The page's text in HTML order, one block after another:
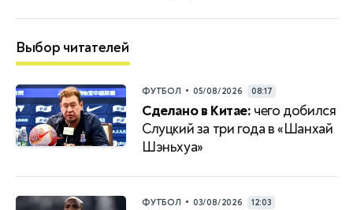
Выбор читателей
ФУТБОЛ • 05/08/2026 08:17
Сделано в Китае: чего добился
Слуцкий за три года в «Шанхай
Шэньхуа»
ФУТБОЛ • 03/08/2026 12:03